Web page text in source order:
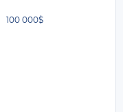
100 000$